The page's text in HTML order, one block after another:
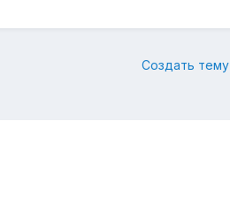
Создать тему